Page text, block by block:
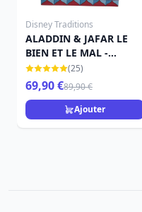
Disney Traditions
ALADDIN & JAFAR LE
BIEN ET LE MAL -
DISNEY TRADITIONS
(25)
69,90 €89,90 €
Ajouter